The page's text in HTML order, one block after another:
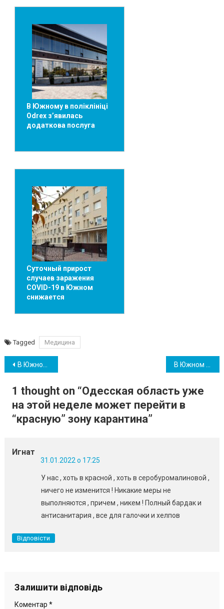
В Южному в поліклініці
Odrex з’явилась
додаткова послуга
Суточный прирост
случаев заражения
COVID-19 в Южном
снижается
Tagged Медицина
Навігація
записів
В Южном по результатам земельных торгов появится ряд новых объектов
1 thought on “Одесская область уже
на этой неделе может перейти в
“красную” зону карантина”
Игнат
31.01.2022 о 17:25
У нас , хоть в красной , хоть в серобуромалиновой ,
ничего не изменится ! Никакие меры не
выполняются , причем , никем ! Полный бардак и
антисанитария , все для галочки и хелпов
Відповісти
Залишити відповідь
Коментар *